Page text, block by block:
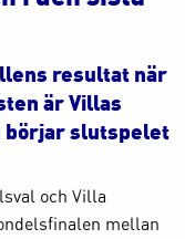
resultat när
är Villas
börjar slutspelet
och Villa
mellan